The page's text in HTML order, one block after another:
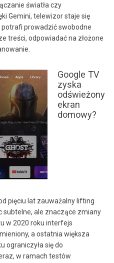
światła czy
Gemini, telewizor staje się
prowadzić swobodne
treści, odpowiadać na złożone
Google TV
zyska
odświeżony
ekran
domowy?
pięciu lat zauważalny lifting
subtelne, ale znaczące zmiany
w 2020 roku interfejs
a ostatnia większa
ograniczyła się do
w ramach testów